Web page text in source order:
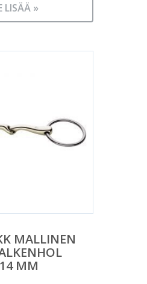
LISÄÄ »
MALLINEN
MM